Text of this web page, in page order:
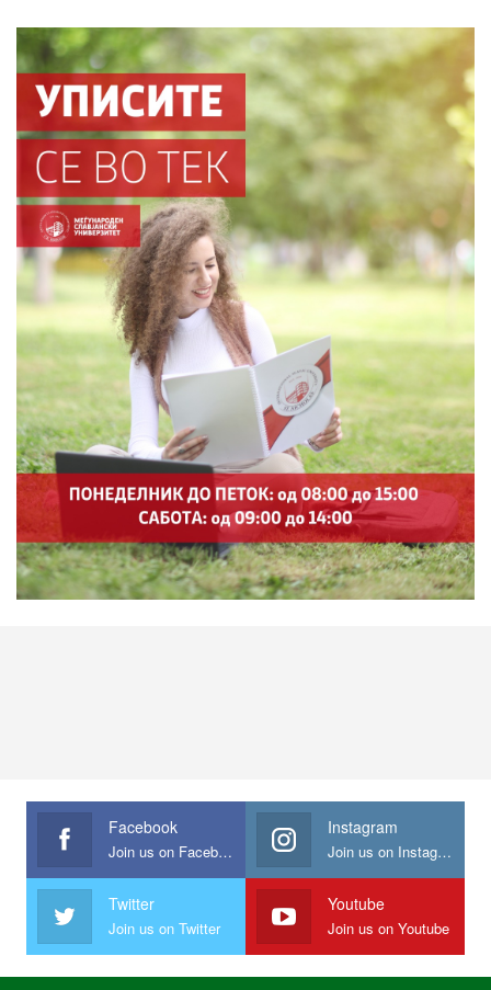
Facebook
Join us on Facebook
Instagram
Join us on Instagram
Twitter
Join us on Twitter
Youtube
Join us on Youtube